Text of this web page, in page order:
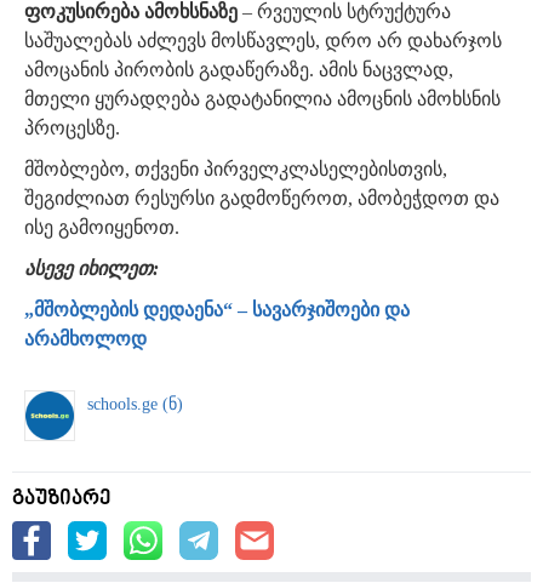
ფოკუსირება ამოხსნაზე – რვეულის სტრუქტურა
საშუალებას აძლევს მოსწავლეს, დრო არ დახარჯოს
ამოცანის პირობის გადაწერაზე. ამის ნაცვლად,
მთელი ყურადღება გადატანილია ამოცნის ამოხსნის
პროცესზე.
მშობლებო, თქვენი პირველკლასელებისთვის,
შეგიძლიათ რესურსი გადმოწეროთ, ამობეჭდოთ და
ისე გამოიყენოთ.
ასევე იხილეთ:
„მშობლების დედაენა“ – სავარჯიშოები და
არამხოლოდ
schools.ge (ნ)
გაუზიარე